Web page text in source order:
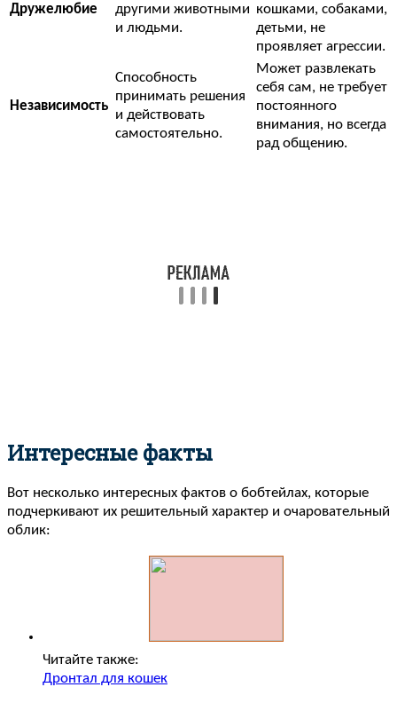
Дружелюбие
другими животными
и людьми.
кошками, собаками,
детьми, не
проявляет агрессии.
Независимость
Способность
принимать решения
и действовать
самостоятельно.
Может развлекать
себя сам, не требует
постоянного
внимания, но всегда
рад общению.
Интересные факты
Вот несколько интересных фактов о бобтейлах, которые
подчеркивают их решительный характер и очаровательный
облик:
Читайте также:
Дронтал для кошек